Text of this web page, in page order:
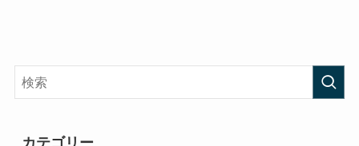
カテゴリー